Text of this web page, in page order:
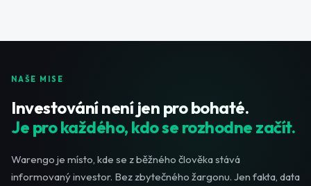
NAŠE MISE
Investování není jen pro bohaté.
Je pro každého, kdo se rozhodne začít.
Warengo je místo, kde se z běžného člověka stává
informovaný investor. Bez zbytečného žargonu. Jen fakta, data